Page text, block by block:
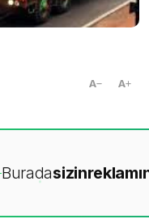
A A
Buradasizin